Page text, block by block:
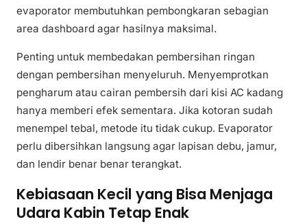
evaporator membutuhkan pembongkaran sebagian
area dashboard agar hasilnya maksimal.
Penting untuk membedakan pembersihan ringan
dengan pembersihan menyeluruh. Menyemprotkan
pengharum atau cairan pembersih dari kisi AC kadang
hanya memberi efek sementara. Jika kotoran sudah
menempel tebal, metode itu tidak cukup. Evaporator
perlu dibersihkan langsung agar lapisan debu, jamur,
dan lendir benar benar terangkat.
Kebiasaan Kecil yang Bisa Menjaga
Udara Kabin Tetap Enak